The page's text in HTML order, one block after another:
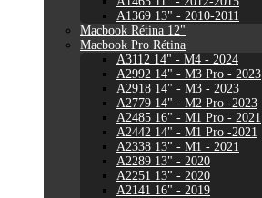
A1369 13" - 2010-2011
Macbook Rétina 12"
Macbook Pro Rétina
A3112 14" - M4 - 2024
A2992 14" - M3 Pro - 2023
A2918 14" - M3 - 2023
A2779 14" - M2 Pro -2023
A2485 16" - M1 Pro - 2021
A2442 14" - M1 Pro -2021
A2338 13" - M1 - 2021
A2289 13" - 2020
A2251 13" - 2020
A2141 16" - 2019